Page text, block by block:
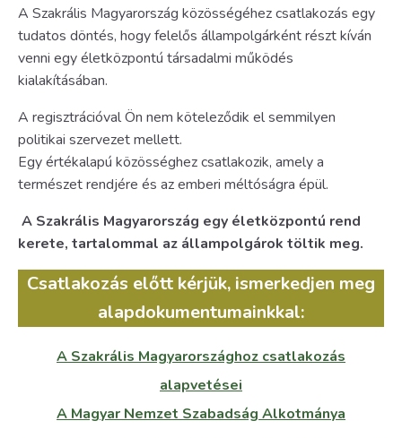
A Szakrális Magyarország közösségéhez csatlakozás egy
tudatos döntés, hogy felelős állampolgárként részt kíván
venni egy életközpontú társadalmi működés
kialakításában.
A regisztrációval Ön nem köteleződik el semmilyen
politikai szervezet mellett.
Egy értékalapú közösséghez csatlakozik, amely a
természet rendjére és az emberi méltóságra épül.
A Szakrális Magyarország egy életközpontú rend
kerete, tartalommal az állampolgárok töltik meg.
Csatlakozás előtt kérjük, ismerkedjen meg
alapdokumentumainkkal:
A Szakrális Magyarországhoz csatlakozás
alapvetései
A Magyar Nemzet Szabadság Alkotmánya